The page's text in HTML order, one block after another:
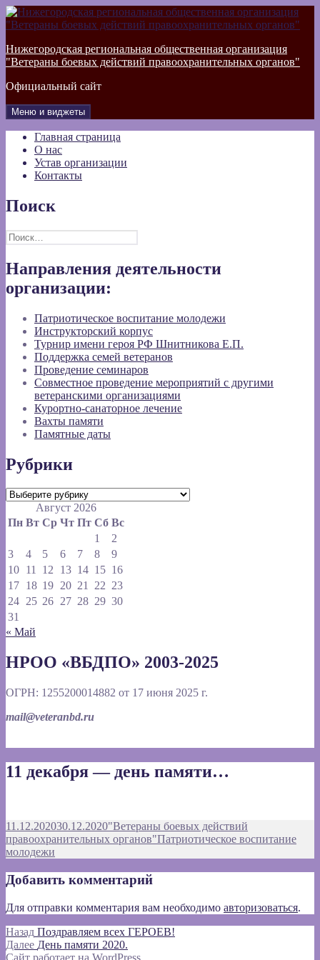
Перейти
к
Нижегородская региональная общественная организация
"Ветераны боевых действий правоохранительных органов"
Официальный сайт
Меню и виджеты
Главная страница
О нас
Устав организации
Контакты
Поиск
Найти:
Направления деятельности
организации:
Патриотическое воспитание молодежи
Инструкторский корпус
Турнир имени героя РФ Шнитникова Е.П.
Поддержка семей ветеранов
Проведение семинаров
Совместное проведение мероприятий с другими
ветеранскими организациями
Курортно-санаторное лечение
Вахты памяти
Памятные даты
Рубрики
Рубрики
Август 2026
Пн Вт Ср Чт Пт Сб Вс
1
2
3
4 5 6 7 8
9
10 11 12 13 14 15 16
17 18 19 20 21 22 23
24 25 26 27 28 29 30
31
« Май
НРОО «ВБДПО» 2003-2025
ОГРН: 1255200014882 от 17 июня 2025 г.
mail@veteranbd.ru
11 декабря — день памяти…
Опубликовано
11.12.202030.12.2020Автор
"Ветераны боевых действий
правоохранительных органов"Рубрики
Патриотическое воспитание
молодежи
Добавить комментарий
Для отправки комментария вам необходимо авторизоваться.
Навигация
по
Назад Предыдущая
запись:
Поздравляем всех ГЕРОЕВ!
Далее Следующая
запись:
День памяти 2020.
Сайт работает на WordPress